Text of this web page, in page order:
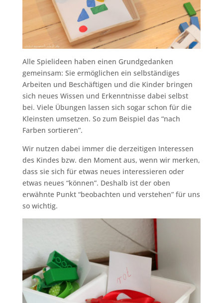
Alle Spielideen haben einen Grundgedanken
gemeinsam: Sie ermöglichen ein selbständiges
Arbeiten und Beschäftigen und die Kinder bringen
sich neues Wissen und Erkenntnisse dabei selbst
bei. Viele Übungen lassen sich sogar schon für die
Kleinsten umsetzen. So zum Beispiel das “nach
Farben sortieren”.
Wir nutzen dabei immer die derzeitigen Interessen
des Kindes bzw. den Moment aus, wenn wir merken,
dass sie sich für etwas neues interessieren oder
etwas neues “können”. Deshalb ist der oben
erwähnte Punkt “beobachten und verstehen” für uns
so wichtig.